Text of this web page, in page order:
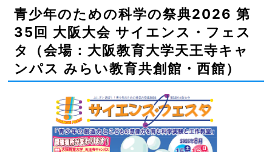
青少年のための科学の祭典2026 第
35回 大阪大会 サイエンス・フェス
タ（会場：大阪教育大学天王寺キャ
ンパス みらい教育共創館・西館）